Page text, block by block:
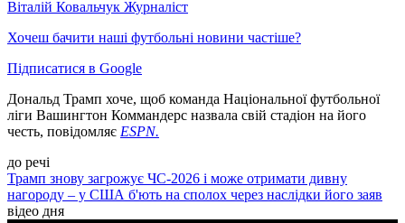
Віталій Ковальчук Журналіст
Хочеш бачити наші футбольні новини частіше?
Підписатися в Google
Дональд Трамп хоче, щоб команда Національної футбольної
ліги Вашингтон Коммандерс назвала свій стадіон на його
честь, повідомляє ESPN.
до речі
Трамп знову загрожує ЧС-2026 і може отримати дивну
нагороду – у США б'ють на сполох через наслідки його заяв
відео дня